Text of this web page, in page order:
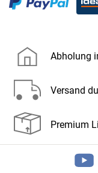
Abholung
Versand
Premium